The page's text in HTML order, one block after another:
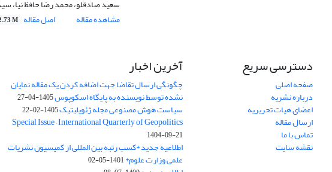
سعید صادقلو، محمد رضا حافظ نیا،
مشاهده مقاله
اصل مقاله M
دسترسی سریع
صفحه اصلی
درباره نشریه
اعضای هیات تحریریه
ارسال مقاله
تماس با ما
نقشه سایت
آخرین اخبار
چگونگی ارسال تقاضا جهت اضافه کردن یک مقاله نمایان
نشده توسط نویسنده به پایگاه اسکوپوس1405-04-27
سیاست هوش مصنوعی مجله ژئوپلیتیک1405-02-22
Special Issue – International Quarterly of Geopolitics
1404-09-21
اطلاعیه جدید *کسب رتبه بین المللی از کمیسیون نشریات
علمی وزارت علوم*1401-05-02